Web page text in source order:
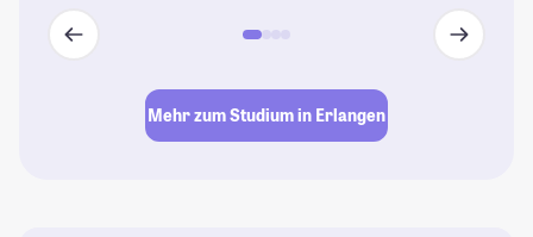
Mehr zum Studium in Erlangen